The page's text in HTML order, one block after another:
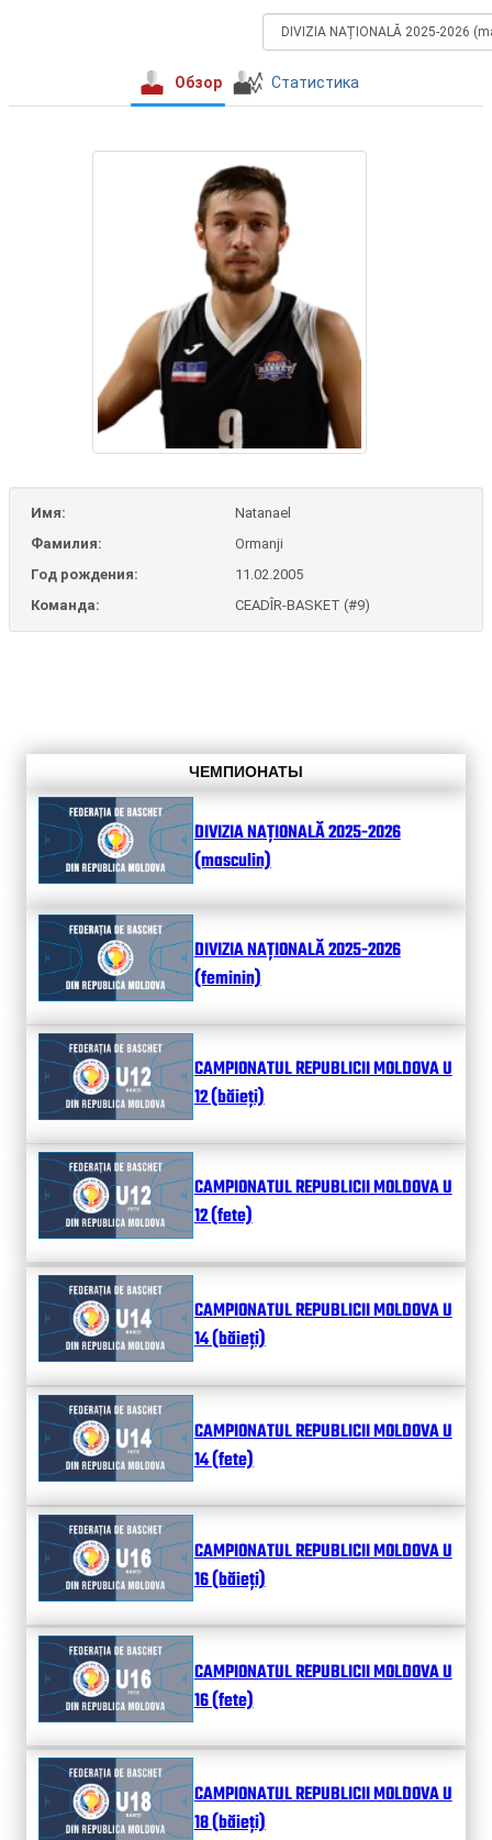
Обзор Статистика
Имя:
Natanael
Фамилия:
Ormanji
Год рождения:
11.02.2005
Команда:
CEADÎR-BASKET (#9)
ЧЕМПИОНАТЫ
DIVIZIA NAȚIONALĂ 2025-2026
(masculin)
DIVIZIA NAȚIONALĂ 2025-2026
(feminin)
CAMPIONATUL REPUBLICII MOLDOVA U
12 (băieți)
CAMPIONATUL REPUBLICII MOLDOVA U
12 (fete)
CAMPIONATUL REPUBLICII MOLDOVA U
14 (băieți)
CAMPIONATUL REPUBLICII MOLDOVA U
14 (fete)
CAMPIONATUL REPUBLICII MOLDOVA U
16 (băieți)
CAMPIONATUL REPUBLICII MOLDOVA U
16 (fete)
CAMPIONATUL REPUBLICII MOLDOVA U
18 (băieți)